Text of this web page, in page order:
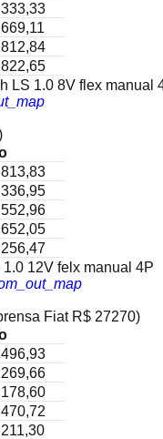
LS 1.0 8V flex manual
12V felx manual 4P
Fiat R$ 27270)